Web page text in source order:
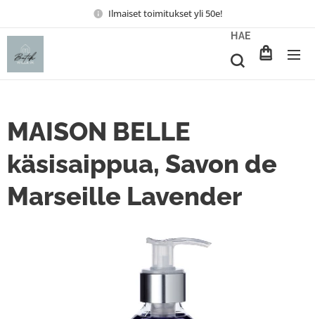
Ilmaiset toimitukset yli 50e!
HAE
MAISON BELLE
käsisaippua, Savon de
Marseille Lavender